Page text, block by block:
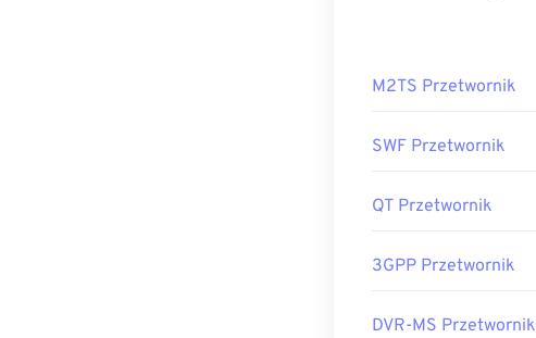
M2TS Przetwornik
SWF Przetwornik
QT Przetwornik
3GPP Przetwornik
DVR-MS Przetwornik